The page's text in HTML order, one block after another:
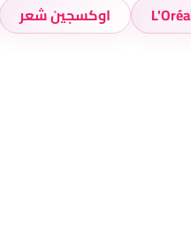
اوكسجين شعر